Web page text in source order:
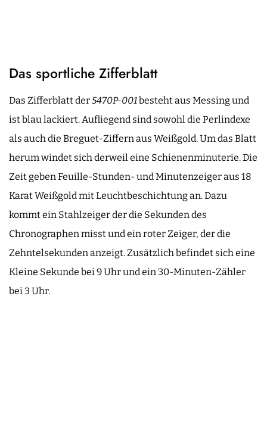
Das sportliche Zifferblatt
Das Zifferblatt der5470P-001besteht aus Messing und
ist blau lackiert. Aufliegend sind sowohl die Perlindexe
als auch die Breguet-Ziffern aus Weißgold. Um das Blatt
herum windet sich derweil eine Schienenminuterie. Die
Zeit geben Feuille-Stunden- und Minutenzeiger aus 18
Karat Weißgold mit Leuchtbeschichtung an. Dazu
kommt ein Stahlzeiger der die Sekunden des
Chronographen misst und ein roter Zeiger, der die
Zehntelsekunden anzeigt. Zusätzlich befindet sich eine
Kleine Sekunde bei 9 Uhr und ein 30-Minuten-Zähler
bei 3 Uhr.